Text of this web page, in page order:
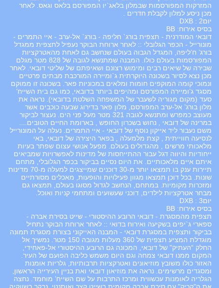
המזרקות המפורסמות שבמלון בלאג`יו המפורסם בלאס וגאס. לאחר
מכן ניסע למלון לקבלת חדרים .
יום2 : DXB
בסיס אירוח: BB
דובאי המודרנית - תצפית בורג` חליפה - בורג` אל-ערב - איי התמרים -
מונורייל - הכפר הגלובלי :: לאחר ארוחת הבוקר נעפיל לתצפית ממגדל
בורג’ ח’ליפה, המגדל הגבוה בעולם שנחשב גם לאחת מהאטרקציות
המפורסמות בעולם כולו. המבנה שמתנשא לגובה של 828 מטר מגלם
שבירה של שיאים רבים ומימוש רצונם ושאיפתם של שליטי דובאי. לאחר
מכן נצא לסיור בשכונה היוקרתית ג`ומיירה המורכבת מבתים פרטיים
ונמוכי קומה המוקפים חומות ומלאים במכוניות פאר. בשכונה זו ממוקם
מסגד ג’ומיירה המפורסם ומהיפים ביותר בדובאי, כמו גם בית השייח’
סעד (מקום מגוריה לשעבר של המשפחה השלטת בדובאי). נראה את
מלון בורג’ אל-ערב המפורסם, מלון פאר בדירוג שבעה כוכבים אשר
מעוצב כמפרש ומתנשא לגובה 321 מטר מעל פני הים. נעצור לביקור
במרינה של דובאי , נחוש בשכרון החופש , בארומת החיים הטובים....
משם נעבור ליד אייקון נוסף של דובאי - איי התמרים. נעלה על המונורייל
לנסיעה חווייתית , קצת מלמעלה , בפאר היצירה של דובאי, באי
מלאכותי מרשים , מהגדולים בעולם. מפעל אנושי עצום שפתר בעיות
ייחודיות והיווה דגל עבור ההתייחסות של מדינות לאפשרויות שמביאים
איתם איים מלאכותיים. את היום נסיים בביקור בכפר הגלובלי, מתחם
תיירות ענק בו תמצאו יותר מ-30 דוכנים שמייצגים למעלה מ-70 מדינות
שונות. בכל דוכן תמצאו מגוון פעילויות והופעות, מאכלים מסורתיים
ומזכרות מקומיות. במתחם, הנחשב לגדול מסוגו בעולם, תמצאו גם
מבחר אטרקציות לילדים, דוכני שעשועים ומתחמי קניות ואוכל.
יום3 : DXB
בסיס אירוח: BB
תצפית מהמסגרת - דובאי הרובע ההיסטורי - שייט בסירת אברה -
ספארי ג`יפים בשקיעה ואירוח בדואי :: לאחר ארוחת הבוקר נתחיל
בביקור ותצפית במסגרת דובאי - המבנה האייקוני בצורת מסגרת תמונה
מוגדלת המציע תצפית של 360 מעלות מגובה 150 מטר. נמשיך אל
החלק “העתיק” של דובאי, המכונה גם הרובע ההיסטורי אל-פאחידי,
המקום ממנו דובאי צמחה וגם היום משמש כליבה הפועם של העיר.
האזור כולו משובץ מוזיאונים ואטרקציות תרבותיות, גלריות אומנות
ומסגדים מרשימים. נראה את מוזיאון דובאי ואת בניין העירייה הראשון,
הגלריה לאומנות עכשווית ומרכז התרבות על שם השייח’ מוחמד. נחצה